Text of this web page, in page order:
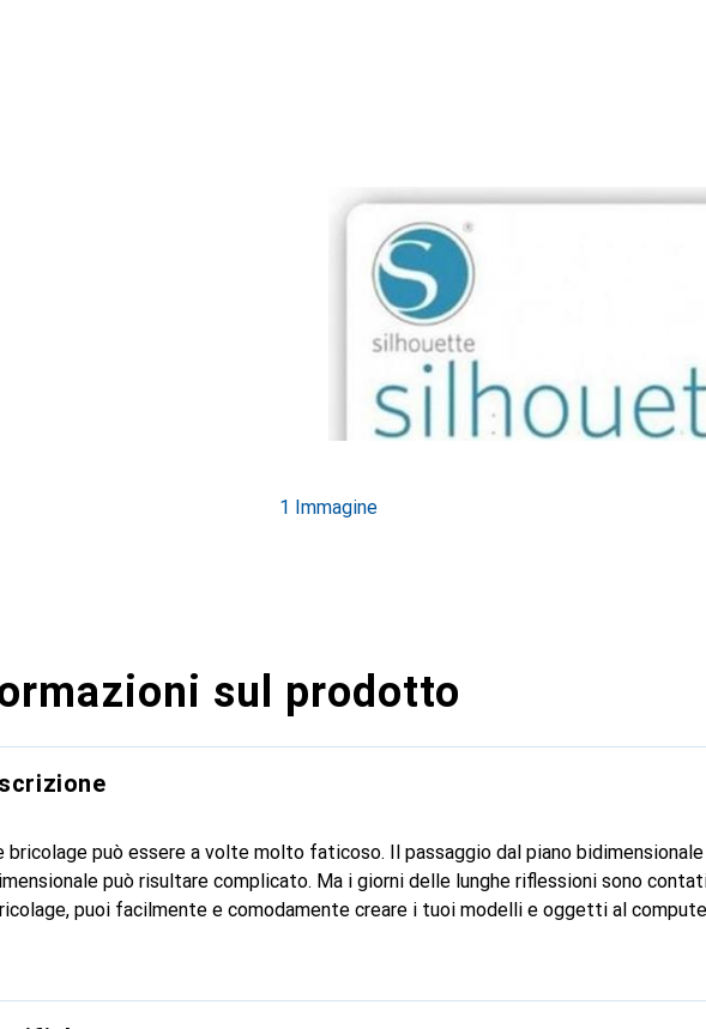
1 Immagine
sul prodotto
bricolage può essere a volte molto faticoso. Il passaggio dal piano
può risultare complicato. Ma i giorni delle lunghe riflessioni sono
puoi facilmente e comodamente creare i tuoi modelli e oggetti al